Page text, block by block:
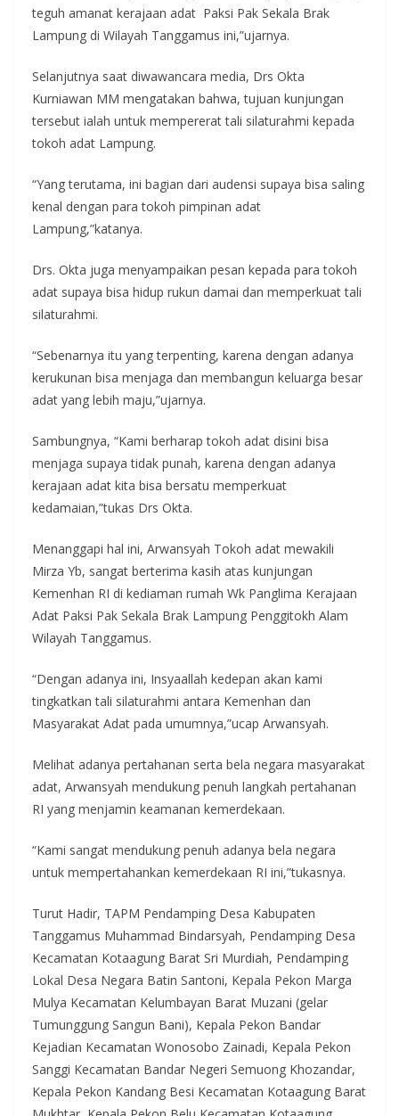
teguh amanat kerajaan adat Paksi Pak Sekala Brak
Lampung di Wilayah Tanggamus ini,”ujarnya.
Selanjutnya saat diwawancara media, Drs Okta
Kurniawan MM mengatakan bahwa, tujuan kunjungan
tersebut ialah untuk mempererat tali silaturahmi kepada
tokoh adat Lampung.
“Yang terutama, ini bagian dari audensi supaya bisa saling
kenal dengan para tokoh pimpinan adat
Lampung,”katanya.
Drs. Okta juga menyampaikan pesan kepada para tokoh
adat supaya bisa hidup rukun damai dan memperkuat tali
silaturahmi.
“Sebenarnya itu yang terpenting, karena dengan adanya
kerukunan bisa menjaga dan membangun keluarga besar
adat yang lebih maju,”ujarnya.
Sambungnya, “Kami berharap tokoh adat disini bisa
menjaga supaya tidak punah, karena dengan adanya
kerajaan adat kita bisa bersatu memperkuat
kedamaian,”tukas Drs Okta.
Menanggapi hal ini, Arwansyah Tokoh adat mewakili
Mirza Yb, sangat berterima kasih atas kunjungan
Kemenhan RI di kediaman rumah Wk Panglima Kerajaan
Adat Paksi Pak Sekala Brak Lampung Penggitokh Alam
Wilayah Tanggamus.
“Dengan adanya ini, Insyaallah kedepan akan kami
tingkatkan tali silaturahmi antara Kemenhan dan
Masyarakat Adat pada umumnya,”ucap Arwansyah.
Melihat adanya pertahanan serta bela negara masyarakat
adat, Arwansyah mendukung penuh langkah pertahanan
RI yang menjamin keamanan kemerdekaan.
“Kami sangat mendukung penuh adanya bela negara
untuk mempertahankan kemerdekaan RI ini,”tukasnya.
Turut Hadir, TAPM Pendamping Desa Kabupaten
Tanggamus Muhammad Bindarsyah, Pendamping Desa
Kecamatan Kotaagung Barat Sri Murdiah, Pendamping
Lokal Desa Negara Batin Santoni, Kepala Pekon Marga
Mulya Kecamatan Kelumbayan Barat Muzani (gelar
Tumunggung Sangun Bani), Kepala Pekon Bandar
Kejadian Kecamatan Wonosobo Zainadi, Kepala Pekon
Sanggi Kecamatan Bandar Negeri Semuong Khozandar,
Kepala Pekon Kandang Besi Kecamatan Kotaagung Barat